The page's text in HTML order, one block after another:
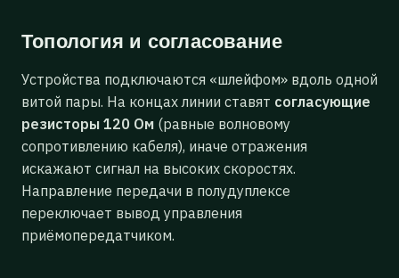
Топология и согласование
Устройства подключаются «шлейфом» вдоль одной
витой пары. На концах линии ставят согласующие
резисторы 120 Ом (равные волновому
сопротивлению кабеля), иначе отражения
искажают сигнал на высоких скоростях.
Направление передачи в полудуплексе
переключает вывод управления
приёмопередатчиком.